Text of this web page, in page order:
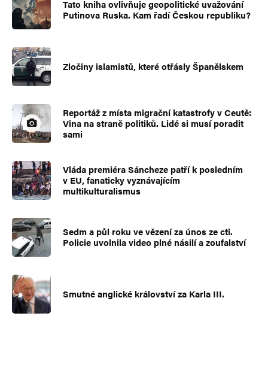
Tato kniha ovlivňuje geopolitické uvažování
Putinova Ruska. Kam řadí Českou republiku?
Zločiny islamistů, které otřásly Španělskem
Reportáž z místa migrační katastrofy v Ceutě:
Vina na straně politiků. Lidé si musí poradit
sami
Vláda premiéra Sáncheze patří k posledním
v EU, fanaticky vyznávajícím
multikulturalismus
Sedm a půl roku ve vězení za únos ze cti.
Policie uvolnila video plné násilí a zoufalství
Smutné anglické království za Karla III.